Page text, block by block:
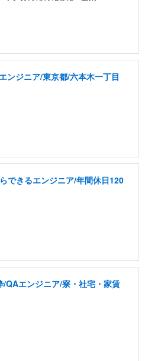
ンジニア/東京都/六本木一丁目
できるエンジニア/年間休日120
/QAエンジニア/寮・社宅・家賃